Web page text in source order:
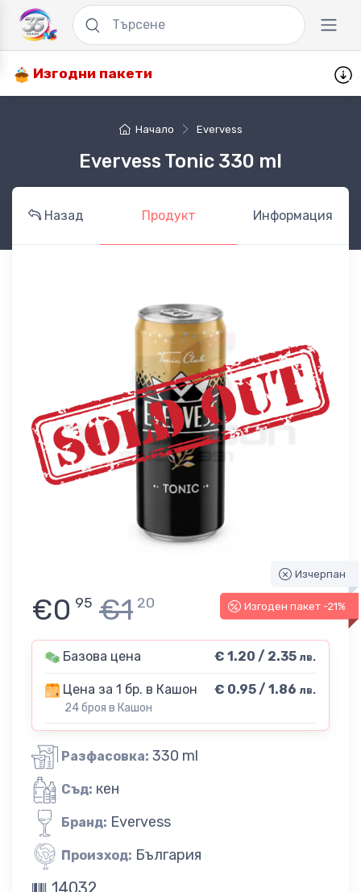
Изгодни пакети
Начало Evervess
Evervess Tonic 330 ml
Назад Продукт Информация
Изчерпан
Изгоден пакет -21%
€0 95 €1 20
Базова цена € 1.20 / 2.35 лв.
Цена за 1 бр. в Кашон
24 броя в Кашон
€ 0.95 / 1.86 лв.
Разфасовка: 330 ml
Съд: кен
Бранд: Evervess
Произход: България